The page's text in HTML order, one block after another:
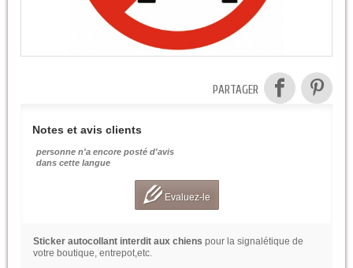
PARTAGER
Notes et avis clients
personne n'a encore posté d'avis
dans cette langue
Evaluez-le
Sticker autocollant interdit aux chiens pour la signalétique de
votre boutique, entrepot,etc.